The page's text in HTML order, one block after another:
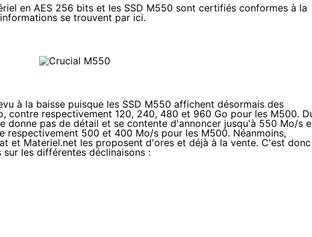
en AES 256 bits et les SSD M550 sont certifiés conformes à la
se trouvent par ici.
à la baisse puisque les SSD M550 affichent désormais des
contre respectivement 120, 240, 480 et 960 Go pour les M500.
donne pas de détail et se contente d'annoncer jusqu'à 550 Mo/s
respectivement 500 et 400 Mo/s pour les M500. Néanmoins,
etMateriel.net les proposent d'ores et déjà à la vente. C'est donc
les différentes déclinaisons :